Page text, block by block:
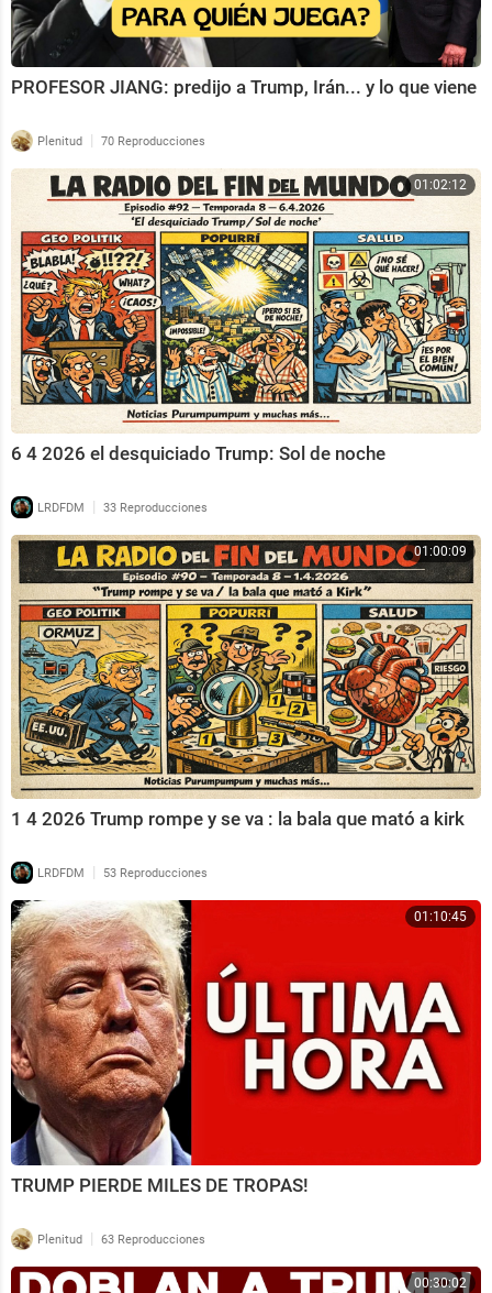
PROFESOR JIANG: predijo a Trump, Irán... y lo que viene
Plenitud | 70 Reproducciones
01:02:12
6 4 2026 el desquiciado Trump: Sol de noche
LRDFDM | 33 Reproducciones
01:00:09
1 4 2026 Trump rompe y se va : la bala que mató a kirk
LRDFDM | 53 Reproducciones
01:10:45
TRUMP PIERDE MILES DE TROPAS!
Plenitud | 63 Reproducciones
00:30:02